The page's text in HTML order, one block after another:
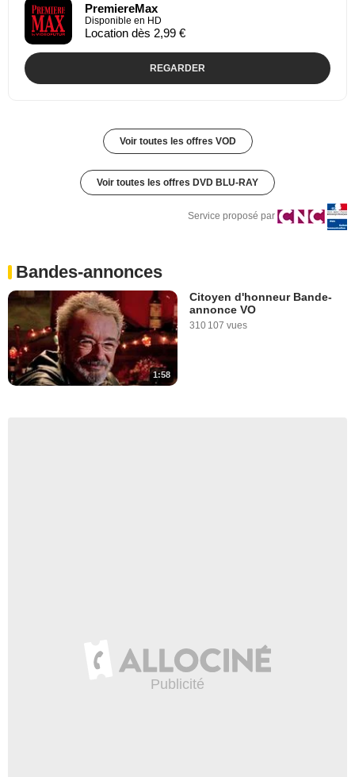
PremiereMax
Disponible en HD
Location dès 2,99 €
REGARDER
Voir toutes les offres VOD
Voir toutes les offres DVD BLU-RAY
Service proposé par
Bandes-annonces
1:58
Citoyen d'honneur Bande-
annonce VO
310 107 vues